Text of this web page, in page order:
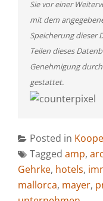
Sie vor einer
mit dem
Speicherung dieser
Teilen dieses
Genehmigung
gestattet.
Posted in
Tagged amp,
Gehrke, hotels,
mallorca, mayer,